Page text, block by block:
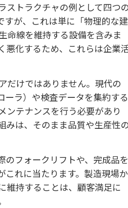
ストラクチャの例として四つ
すが、これは単に「物理的な建
命線を維持する設備を含みま
悪化するため、これらは企業
だけではありません。現代の
ラ）や検査データを集約する
ンテナンスを行う必要があり
みは、そのまま品質や生産性
のフォークリフトや、完成品を
これに当たります。製造現場か
維持することは、顧客満足に